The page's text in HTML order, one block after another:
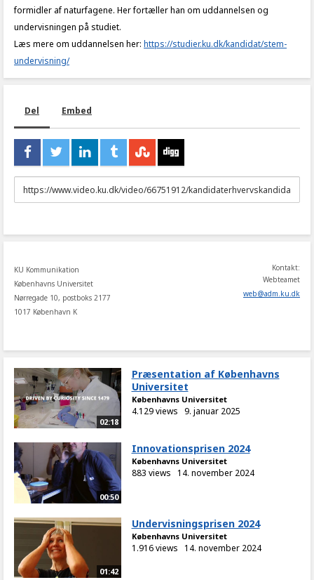
formidler af naturfagene. Her fortæller han om uddannelsen og
undervisningen på studiet.
Læs mere om uddannelsen her: https://studier.ku.dk/kandidat/stem-
undervisning/
Del Embed
URL
to
KU Kommunikation
Københavns Universitet
Nørregade 10, postboks 2177
1017 København K
Kontakt:
Webteamet
web@adm.ku.dk
02:18
Præsentation af Københavns
Universitet
Københavns Universitet
4.129 views 9. januar 2025
00:50
Innovationsprisen 2024
Københavns Universitet
883 views 14. november 2024
01:42
Undervisningsprisen 2024
Københavns Universitet
1.916 views 14. november 2024